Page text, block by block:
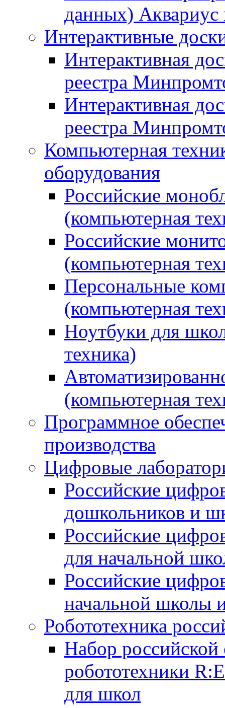
данных) Аквариус
Интерактивные
Интерактивная
реестра
Интерактивная
реестра
Компьютерная
оборудования
Российские
(компьютерная
Российские
(компьютерная
Персональные
(компьютерная
Ноутбуки для
техника)
(компьютерная
Программное
производства
Цифровые
Российские
дошкольников и
Российские
для начальной
Российские
начальной школы
Робототехника
Набор российской
робототехники
для школ